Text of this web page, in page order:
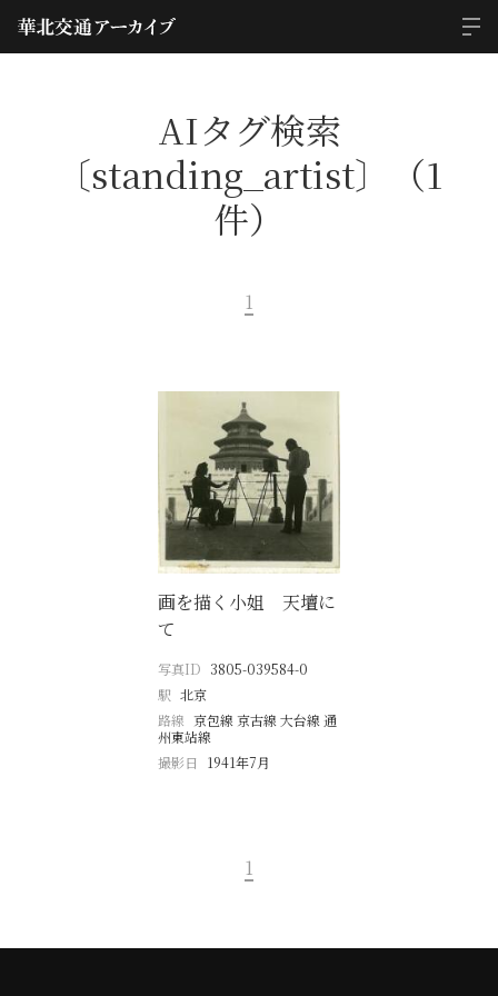
AIタグ検索
〔standing_artist〕（1
件）
1
画を描く小姐 天壇に
て
写真ID 3805-039584-0
駅 北京
路線 京包線 京古線 大台線 通
州東站線
撮影日
1941年7月
1